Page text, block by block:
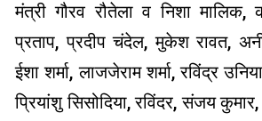
मंत्री गौरव रौतेला व निशा मालिक,
प्रताप, प्रदीप चंदेल, मुकेश रावत,
ईशा शर्मा, लाजजेराम शर्मा, रविंद्र
प्रियांशु सिसोदिया, रविंदर, संजय